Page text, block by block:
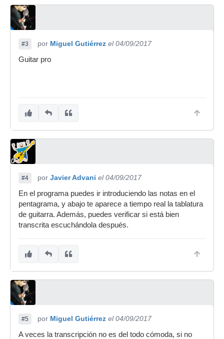
#3 por Miguel Gutiérrez el 04/09/2017
Guitar pro
#4 por Javier Advani el 04/09/2017
En el programa puedes ir introduciendo las notas en el
pentagrama, y abajo te aparece a tiempo real la tablatura
de guitarra. Además, puedes verificar si está bien
transcrita escuchándola después.
#5 por Miguel Gutiérrez el 04/09/2017
A veces la transcripción no es del todo cómoda, si no